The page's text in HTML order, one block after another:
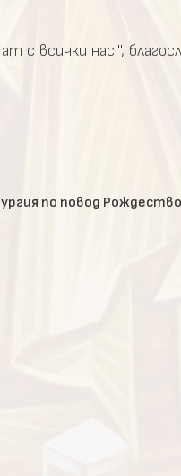
с всички нас!",